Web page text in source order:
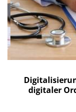
digitaler